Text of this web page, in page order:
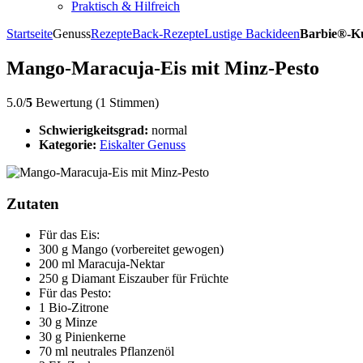
Praktisch & Hilfreich
StartseiteGenussRezepteBack-RezepteLustige BackideenBarbie®-
Mango-Maracuja-Eis mit Minz-Pesto
5.0/5 Bewertung (1 Stimmen)
Schwierigkeitsgrad: normal
Kategorie: Eiskalter Genuss
Zutaten
Für das Eis:
300 g Mango (vorbereitet gewogen)
200 ml Maracuja-Nektar
250 g Diamant Eiszauber für Früchte
Für das Pesto:
1 Bio-Zitrone
30 g Minze
30 g Pinienkerne
70 ml neutrales Pflanzenöl